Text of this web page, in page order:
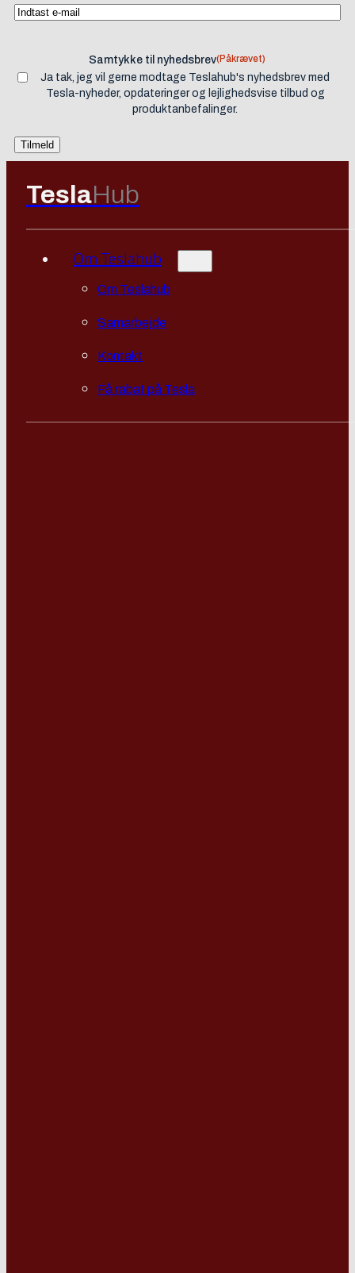
Samtykke til nyhedsbrev(Påkrævet)
Ja tak, jeg vil gerne modtage Teslahub's nyhedsbrev med
Tesla-nyheder, opdateringer og lejlighedsvise tilbud og
produktanbefalinger.
TeslaHub
Om Teslahub
Om Teslahub
Samarbejde
Kontakt
Få rabat på Tesla